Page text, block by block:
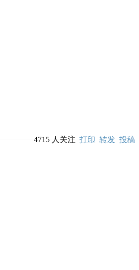
4715人关注 打印 转发 投稿